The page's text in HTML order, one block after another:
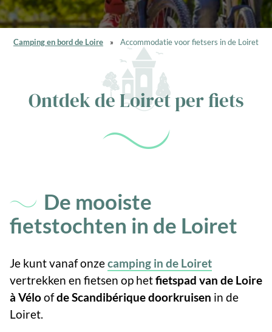
Camping en bord de Loire » Accommodatie voor fietsers in de Loiret
Ontdek de Loiret per fiets
De mooiste
fietstochten in de Loiret
Je kunt vanaf onzecamping in de Loiret
vertrekken en fietsen op hetfietspad van de Loire
à Véloofde Scandibérique doorkruisen in de
Loiret.